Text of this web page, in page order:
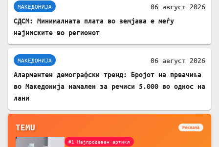
МАКЕДОНИЈА 06 август 2026
СДСМ: Минималната плата во земјава е меѓу
најниските во регионот
МАКЕДОНИЈА 06 август 2026
Алармантен демографски тренд: Бројот на првачиња
во Македонија намален за речиси 5.000 во однос на
лани
TEMU Реклама
#1 Најпродаван артикл